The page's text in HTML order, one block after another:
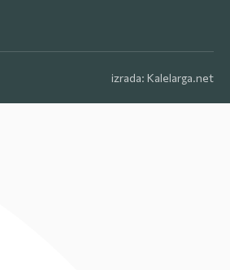
izrada: Kalelarga.net